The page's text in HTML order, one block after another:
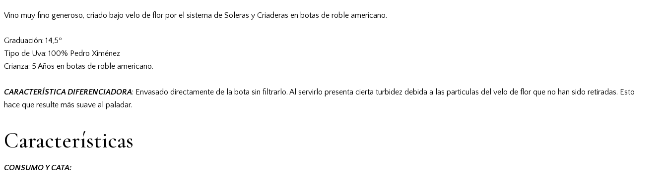
Vino muy fino generoso, criado bajo velo de flor por el sistema de Soleras y Criaderas en botas de roble americano.
Graduación: 14,5º
Tipo de Uva: 100% Pedro Ximénez
Crianza: 5 Años en botas de roble americano.
CARACTERÍSTICA DIFERENCIADORA: Envasado directamente de la bota sin filtrarlo. Al servirlo presenta cierta turbidez debida a las particulas del velo de flor que no han sido retiradas. Esto
hace que resulte más suave al paladar.
Características
CONSUMO Y CATA: